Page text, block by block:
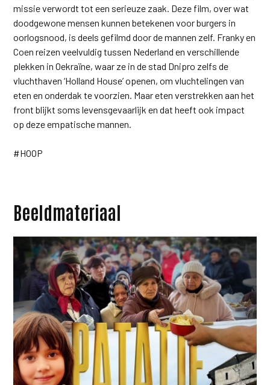
missie verwordt tot een serieuze zaak. Deze film, over wat
doodgewone mensen kunnen betekenen voor burgers in
oorlogsnood, is deels gefilmd door de mannen zelf. Franky en
Coen reizen veelvuldig tussen Nederland en verschillende
plekken in Oekraïne, waar ze in de stad Dnipro zelfs de
vluchthaven ‘Holland House’ openen, om vluchtelingen van
eten en onderdak te voorzien. Maar eten verstrekken aan het
front blijkt soms levensgevaarlijk en dat heeft ook impact
op deze empatische mannen.
#HOOP
Beeldmateriaal